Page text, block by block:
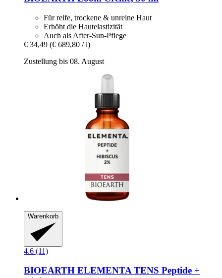
Für reife, trockene & unreine Haut
Erhöht die Hautelastizität
Auch als After-Sun-Pflege
€ 34,49 (€ 689,80 / l)
Zustellung bis 08. August
Warenkorb
4.6 (11)
BIOEARTH ELEMENTA TENS Peptide +